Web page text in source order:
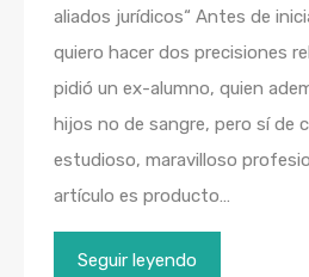
aliados jurídicos“ Antes de
quiero hacer dos precisiones
pidió un ex-alumno, quien
hijos no de sangre, pero sí de
estudioso, maravilloso
artículo es producto…
Seguir leyendo